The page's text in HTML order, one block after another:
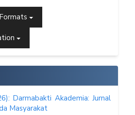
Darmabakti Akademia: Jurnal
Masyarakat